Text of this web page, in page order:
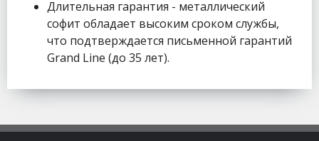
Длительная гарантия - металлический
софит обладает высоким сроком службы,
что подтверждается письменной гарантий
Grand Line (до 35 лет).